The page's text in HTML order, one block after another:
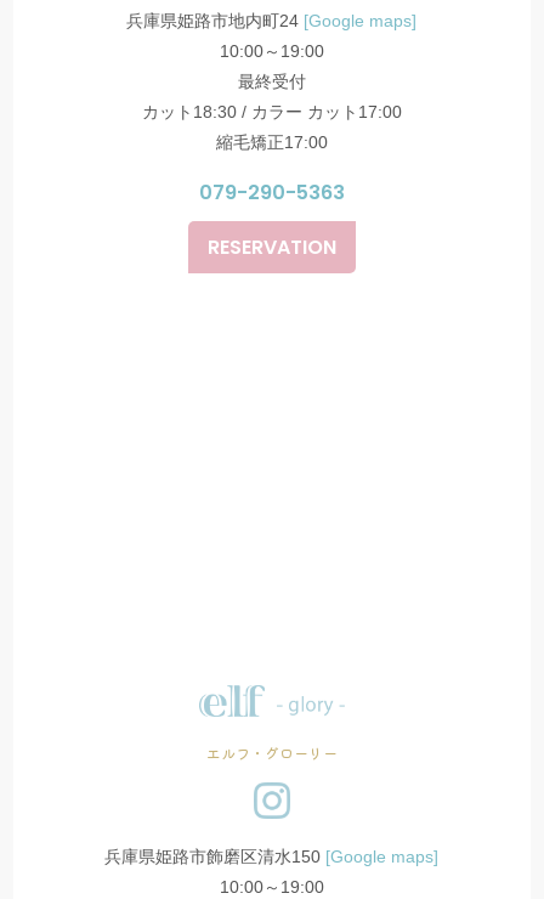
兵庫県姫路市地内町24 [Google maps]
10:00～19:00
最終受付
カット18:30 / カラー カット17:00
縮毛矯正17:00
079-290-5363
RESERVATION
エルフ・グローリー
兵庫県姫路市飾磨区清水150 [Google maps]
10:00～19:00